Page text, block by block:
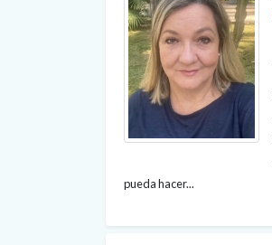
pueda hacer...